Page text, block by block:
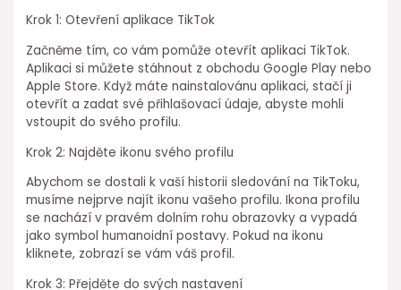
Krok 1: Otevření aplikace TikTok
Začněme tím, co vám pomůže otevřít aplikaci TikTok.
Aplikaci si můžete stáhnout z obchodu Google Play nebo
Apple Store. Když máte nainstalovánu aplikaci, stačí ji
otevřít a zadat své přihlašovací údaje, abyste mohli
vstoupit do svého profilu.
Krok 2: Najděte ikonu svého profilu
Abychom se dostali k vaší historii sledování na TikToku,
musíme nejprve najít ikonu vašeho profilu. Ikona profilu
se nachází v pravém dolním rohu obrazovky a vypadá
jako symbol humanoidní postavy. Pokud na ikonu
kliknete, zobrazí se vám váš profil.
Krok 3: Přejděte do svých nastavení